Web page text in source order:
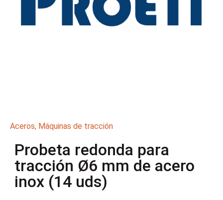
Aceros, Máquinas de tracción
Probeta redonda para
tracción Ø6 mm de acero
inox (14 uds)